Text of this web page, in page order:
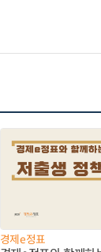
경제e정표